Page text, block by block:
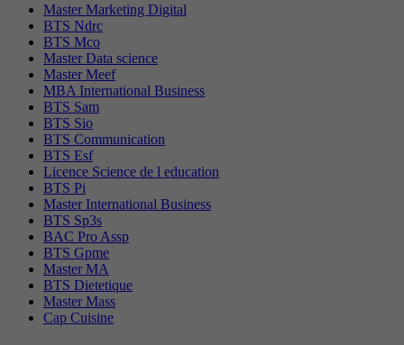
Master Marketing Digital
BTS Ndrc
BTS Mco
Master Data science
Master Meef
MBA International Business
BTS Sam
BTS Sio
BTS Communication
BTS Esf
Licence Science de l education
BTS Pi
Master International Business
BTS Sp3s
BAC Pro Assp
BTS Gpme
Master MA
BTS Dietetique
Master Mass
Cap Cuisine